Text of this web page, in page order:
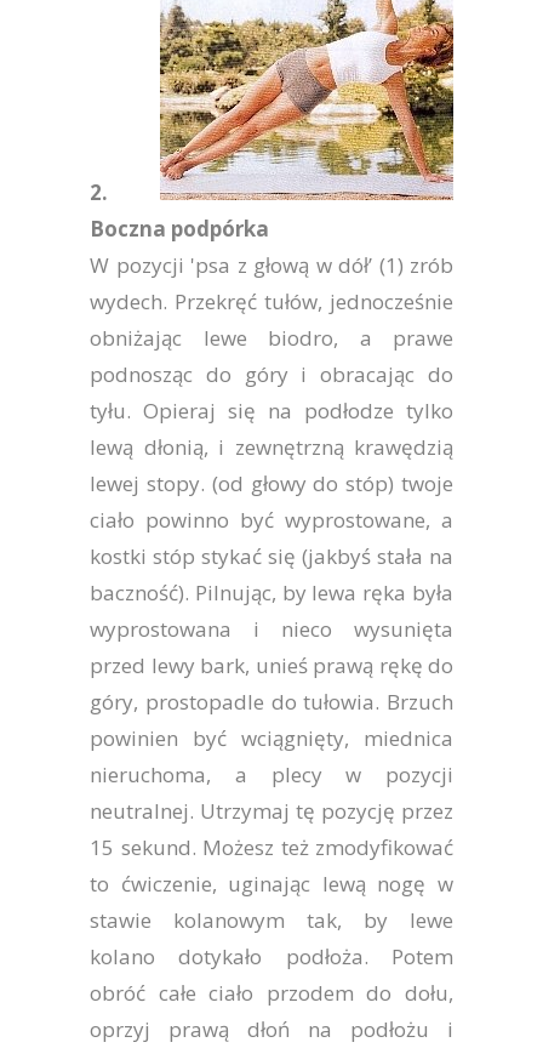
2.
Boczna podpórka
W pozycji 'psa z głową w dół’ (1) zrób
wydech. Przekręć tułów, jednocześnie
obniżając lewe biodro, a prawe
podnosząc do góry i obracając do
tyłu. Opieraj się na podłodze tylko
lewą dłonią, i zewnętrzną krawędzią
lewej stopy. (od głowy do stóp) twoje
ciało powinno być wyprostowane, a
kostki stóp stykać się (jakbyś stała na
baczność). Pilnując, by lewa ręka była
wyprostowana i nieco wysunięta
przed lewy bark, unieś prawą rękę do
góry, prostopadle do tułowia. Brzuch
powinien być wciągnięty, miednica
nieruchoma, a plecy w pozycji
neutralnej. Utrzymaj tę pozycję przez
15 sekund. Możesz też zmodyfikować
to ćwiczenie, uginając lewą nogę w
stawie kolanowym tak, by lewe
kolano dotykało podłoża. Potem
obróć całe ciało przodem do dołu,
oprzyj prawą dłoń na podłożu i